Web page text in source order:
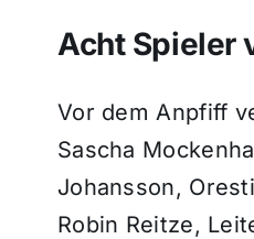
Acht Spieler
Vor dem Anpfiff
Sascha
Johansson,
Robin Reitze,